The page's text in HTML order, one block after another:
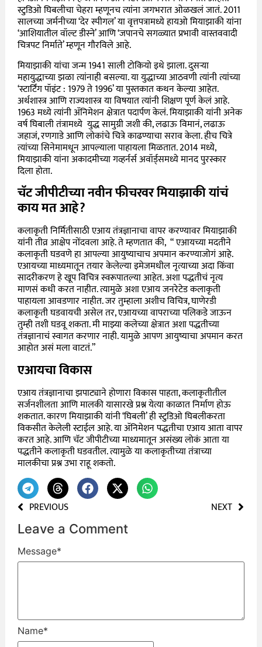
स्टुडिओ घिबलीचा चेहरा म्हणूनच त्यांना जगभरात ओळखलं जातं. 2011
सालच्या जर्मनीच्या ‘देर स्पीगल’ या वृत्तपत्रामध्येहायओ मियाझाकी यांना
‘आशियातील वॉल्ट डीस्ने’ आणि ‘जपानचे सगळ्यात प्रभावी वास्तववादी
चित्रपट निर्माते’ म्हणून गौरविले आहे.
मियाझाकी यांचा जन्म 1941 साली टोकियो इथे झाला. दुसऱ्या
महायुद्धाच्या झळा त्यांनाही बसल्या. या युद्धाच्या आठवणी त्यांनी त्यांच्या
‘स्टार्टिंग पॉइंट : 1979 ते 1996’ या पुस्तकात कथन केल्या आहेत.
अर्थशास्त्र आणि राज्यशास्त्र या विषयात त्यांनी शिक्षण पूर्ण केलं आहे.
1963 मध्ये त्यांनीॲनिमेशन क्षेत्रात पदार्पण केलं. मियाझाकी यांनी अनेक
वर्ष घिबाली तंत्रामध्ये युद्ध सामुग्री जशी की, लढाऊ विमानं, लढाऊ
जहाजं, रणगाडे आणि लोकांचे चित्रे काढण्याचा सराव केला. हीच चित्रे
त्यांच्या सिनेमामधून आपल्याला पाहायला मिळतात.2014 मध्ये,
मियाझाकी यांना अकादमीच्या गव्हर्नर्स अवॉर्ड्समध्ये मानद पुरस्कार
दिला होता.
चॅट जीपीटीच्या नवीन फीचरवर मियाझाकी यांचं
काय मत आहे?
कलाकृती निर्मितीसाठी एआय तंत्रज्ञानाचा वापर करण्यावर मियाझाकी
यांनी तीव्र आक्षेप नोंदवला आहे. ते म्हणतात की, “ एआयच्या मदतीने
कलाकृती घडवणे हा आपल्या आयुष्याचाच अपमान करण्याजोगं आहे.
एआयच्या माध्यमातून तयार केलेल्या इमेजमधील नृत्याच्या अदा किंवा
सादरीकरण हे खूप विचित्र स्वरूपातल्या आहेत. अशा पद्धतीचं नृत्य
माणसं कधी करत नाहीत. त्यामुळे अशा एआय जनरेटेड कलाकृती
पाहायला आवडणार नाहीत. जर तुम्हाला अशीच विचित्र, घाणेरडी
कलाकृती घडवायची असेल तर, एआयच्या वापराच्या पलिकडे जाऊन
तुम्ही तशी घडवू शकता. मी माझ्या कलेच्या क्षेत्रात अशा पद्धतीच्या
तंत्रज्ञानाचं स्वागत करणार नाही. यामुळे आपण आयुष्याचा अपमान करत
आहोत असं मला वाटतं.”
एआयचा विकास
एआय तंत्रज्ञानाचा झपाट्याने होणारा विकास पाहता, कलाकृतीतील
सर्जनशीलता आणि मालकी यासारखे प्रश्न येत्या काळात निर्माण होऊ
शकतात. कारण मियाझाकी यांनी ‘घिबली’ ही स्टुडिओ घिबलीकरता
विकसीत केलेली स्टाईल आहे. याॲनिमेशन पद्धतीचा एआय आता वापर
करत आहे. आणि चॅट जीपीटीच्या माध्यमातून असंख्य लोकं आता या
पद्धतीने कलाकृती घडवतील. त्यामुळे या कलाकृतीच्या तंत्राच्या
मालकीचा प्रश्न उभा राहू शकतो.
PREVIOUS NEXT
Leave a Comment
Message*
Name*